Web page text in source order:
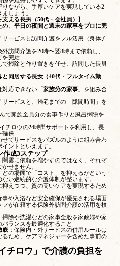
ながら、手厚いケアを実現している2
しょう。
える長男（50代・会社員）】
、 平日の夜間と週末の家事をプロに完
サービスと訪問介護をフル活用（身体介
外訪問介護を20時〜翌8時まで依頼し、
を完結
で掃除と作り置きを任せ、訪問した長男
と同居する長女（40代・フルタイム勤
応できない「 家族分の家事 」を組み合
サービスと、帰宅までの「隙間時間」を
で家族全員分の食事作りと風呂掃除を
チロウの24時間サポートを利用し、長
確保
てサービスをパズルのように組み合わ
ントといえます。
作成3ステップ
雲に依頼を増やすのではなく、それぞ
せません。
の場面で「コスト」を抑えるかという
い継続的な介護体制が整います。
えつつ、質の高いケアを実現するため
事や入浴など安全確保が優先される場面
が在籍する保険外訪問介護の活用を検
掃除や洗濯などの家事全般を家政婦や家
ランスを最適化すること
底 ：保険内・外サービスの併用ルールは
ため、ケアマネジャーを含めた事前の
チロウ」で介護の負担を